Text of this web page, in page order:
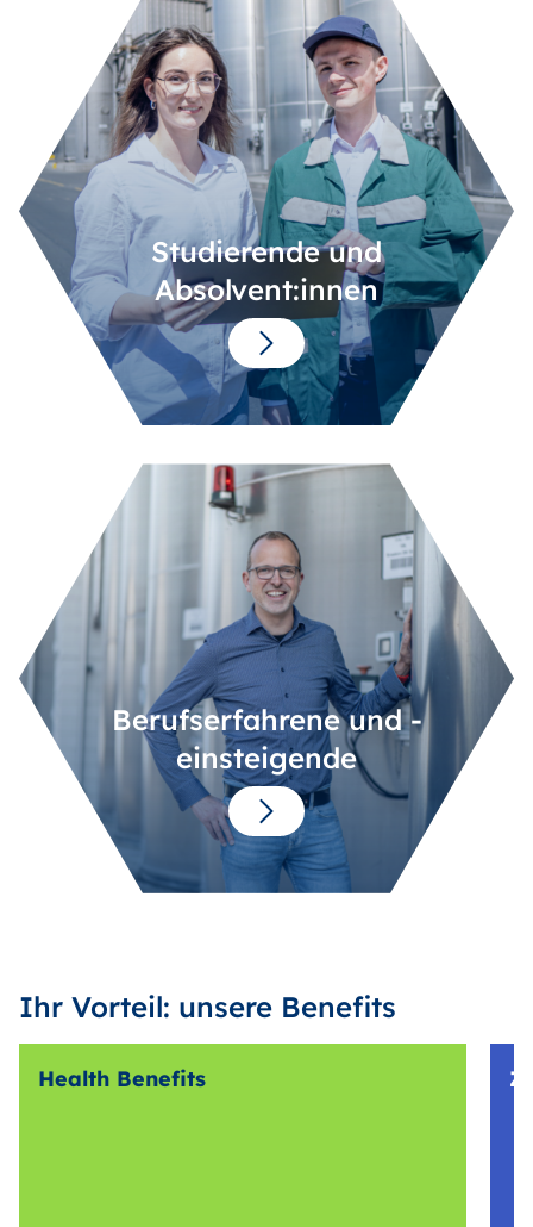
Studierende und
Absolvent:innen
Berufserfahrene und -
einsteigende
Ihr Vorteil: unsere Benefits
Health Benefits